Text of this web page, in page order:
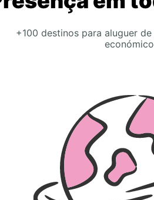
+100 destinos para aluguer